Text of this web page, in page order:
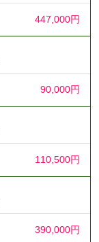
447,000円
90,000円
110,500円
390,000円